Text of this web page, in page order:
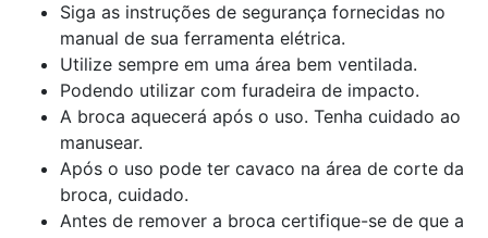
Siga as instruções de segurança fornecidas no
manual de sua ferramenta elétrica.
Utilize sempre em uma área bem ventilada.
Podendo utilizar com furadeira de impacto.
A broca aquecerá após o uso. Tenha cuidado ao
manusear.
Após o uso pode ter cavaco na área de corte da
broca, cuidado.
Antes de remover a broca certifique-se de que a